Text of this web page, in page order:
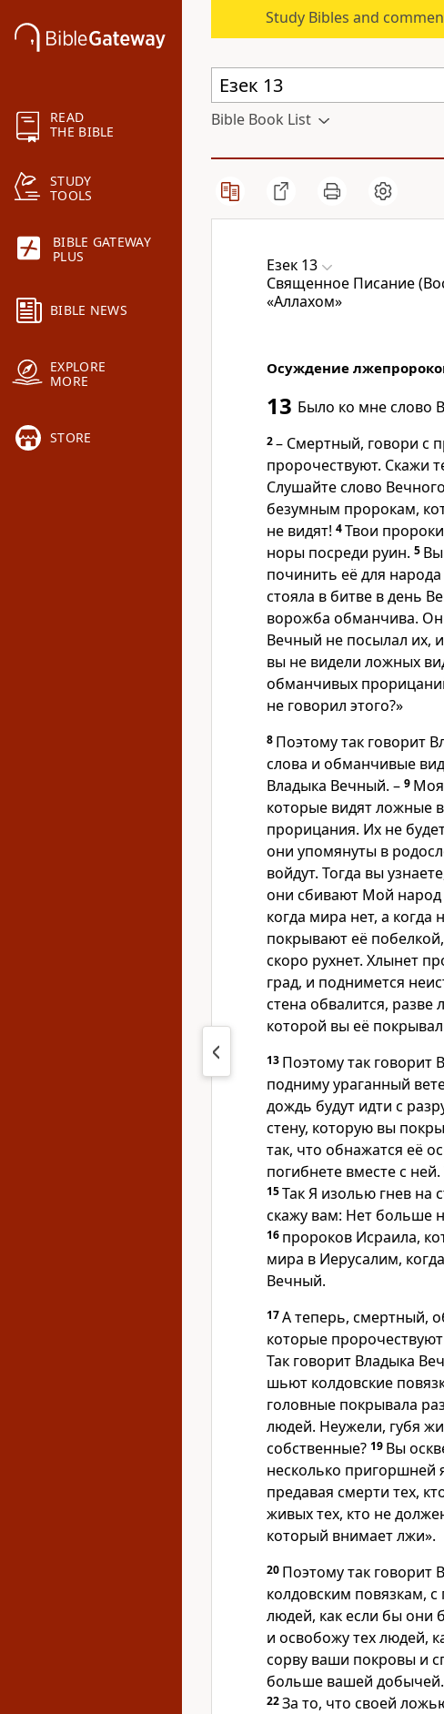
READ
THE BIBLE
STUDY
TOOLS
BIBLE GATEWAY
PLUS
BIBLE NEWS
EXPLORE
MORE
STORE
Study Bibles and
Bible Book List
Езек 13
Священное Писание
«Аллахом»
Осуждение
13 Было ко мне слово
2– Смертный, говори с
пророчествуют. Скажи
Слушайте слово
безумным пророкам,
не видят! 4Твои
норы посреди руин. 5
починить её для
стояла в битве в день
ворожба обманчива.
Вечный не посылал их, и
вы не видели ложных
обманчивых
не говорил этого?»
8 Поэтому так говорит
слова и обманчивые
Владыка Вечный. – 9 Моя
которые видят ложные
прорицания. Их не
они упомянуты в
войдут. Тогда вы
они сбивают Мой народ
когда мира нет, а когда
покрывают её побелкой,
скоро рухнет. Хлынет
град, и поднимется
стена обвалится, разве
которой вы её
13 Поэтому так говорит
подниму ураганный
дождь будут идти с
стену, которую вы
так, что обнажатся её
погибнете вместе с
15Так Я изолью гнев на
скажу вам: Нет больше
16 пророков Исраила,
мира в Иерусалим,
Вечный.
17А теперь, смертный,
которые
Так говорит Владыка
шьют колдовские
головные покрывала
людей. Неужели, губя
собственные? 19 Вы
несколько пригоршней
предавая смерти тех,
живых тех, кто не
который внимает лжи».
20 Поэтому так говорит
колдовским повязкам,
людей, как если бы они
и освобожу тех людей,
сорву ваши покровы и
больше вашей добычей.
22За то, что своей